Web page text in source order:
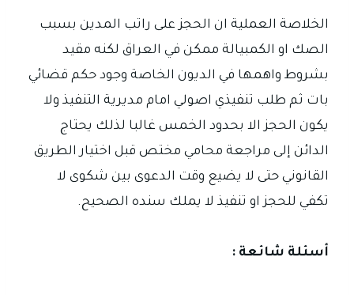
الخلاصة العملية ان الحجز على راتب المدين بسبب
الصك او الكمبيالة ممكن في العراق لكنه مقيد
بشروط واهمها في الديون الخاصة وجود حكم قضائي
بات ثم طلب تنفيذي اصولي امام مديرية التنفيذ ولا
يكون الحجز الا بحدود الخمس غالبا لذلك يحتاج
الدائن إلى مراجعة محامي مختص قبل اختيار الطريق
القانوني حتى لا يضيع وقت الدعوى بين شكوى لا
تكفي للحجز او تنفيذ لا يملك سنده الصحيح.
أسئلة شائعة :